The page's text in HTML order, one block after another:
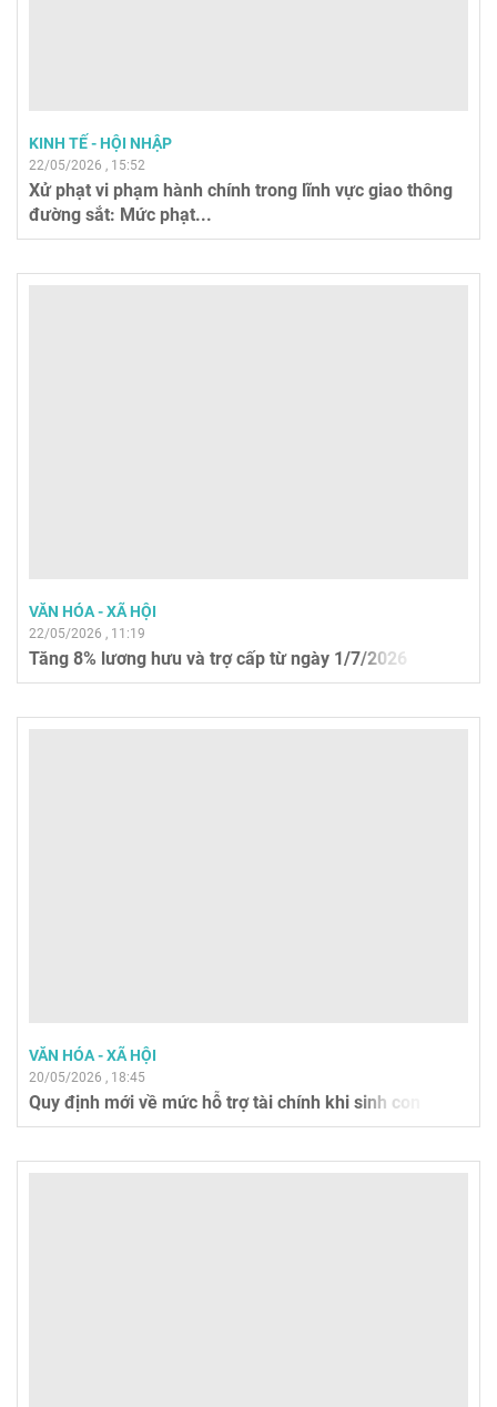
KINH TẾ - HỘI NHẬP
22/05/2026 , 15:52
Xử phạt vi phạm hành chính trong lĩnh vực giao thông
đường sắt: Mức phạt...
VĂN HÓA - XÃ HỘI
22/05/2026 , 11:19
Tăng 8% lương hưu và trợ cấp từ ngày 1/7/2026
VĂN HÓA - XÃ HỘI
20/05/2026 , 18:45
Quy định mới về mức hỗ trợ tài chính khi sinh con